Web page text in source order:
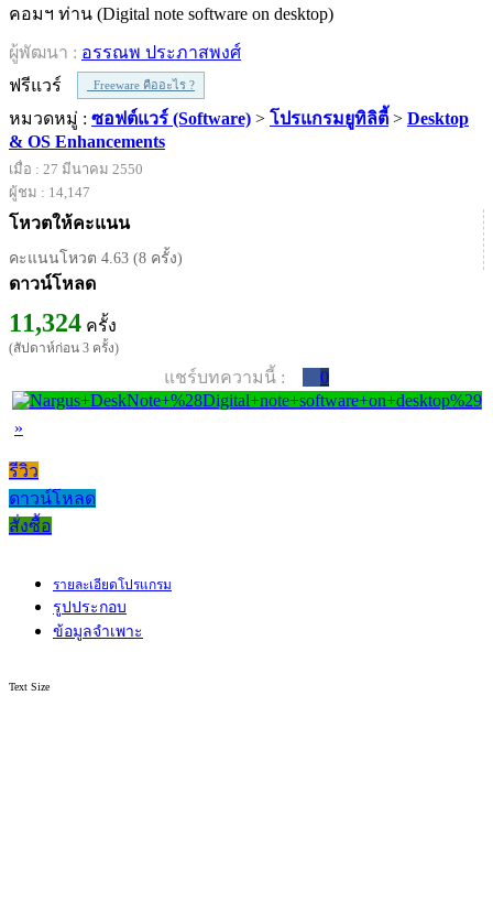
คอมฯ ท่าน (Digital note software on desktop)
ผู้พัฒนา : อรรณพ ประภาสพงศ์
ฟรีแวร์
Freeware คืออะไร ?
หมวดหมู่ : ซอฟต์แวร์ (Software) > โปรแกรมยูทิลิตี้ > Desktop
& OS Enhancements
เมื่อ : 27 มีนาคม 2550
ผู้ชม : 14,147
โหวตให้คะแนน
คะแนนโหวต 4.63 (8 ครั้ง)
ดาวน์โหลด
11,324 ครั้ง
(สัปดาห์ก่อน 3 ครั้ง)
แชร์บทความนี้ : 0
»
รีวิว
ดาวน์โหลด
สั่งซื้อ
รายละเอียดโปรแกรม
รูปประกอบ
ข้อมูลจำเพาะ
Text Size